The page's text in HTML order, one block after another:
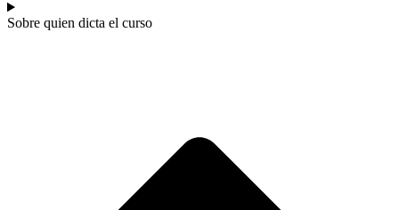
Sobre quien dicta el curso